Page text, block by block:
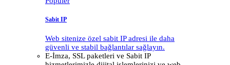
Sabit IP
Web sitenize özel sabit IP adresi ile daha
güvenli ve stabil bağlantılar sağlayın.
E-İmza, SSL paketleri ve Sabit IP